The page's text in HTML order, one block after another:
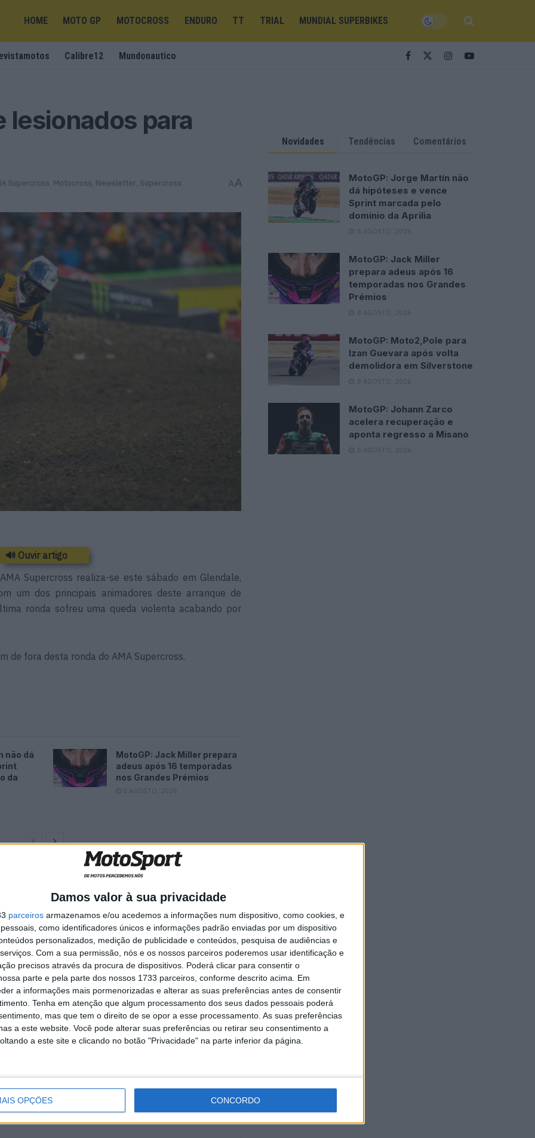
Damos valor à sua privacidade
parceiros armazenamos e/ou acedemos a informações num dispositivo, como cookies, e
como identificadores únicos e informações padrão enviadas por um dispositivo
personalizados, medição de publicidade e conteúdos, pesquisa de audiências e
Com a sua permissão, nós e os nossos parceiros poderemos usar identificação e
precisos através da procura de dispositivos. Poderá clicar para consentir o
parte e pela parte dos nossos 1733 parceiros, conforme descrito acima. Em
a informações mais pormenorizadas e alterar as suas preferências antes de consentir
Tenha em atenção que algum processamento dos seus dados pessoais poderá
mas que tem o direito de se opor a esse processamento. As suas preferências
a este website. Você pode alterar suas preferências ou retirar seu consentimento a
a este site e clicando no botão "Privacidade" na parte inferior da página.
OPÇÕES CONCORDO
HOME MOTO GP MOTOCROSS ENDURO TT TRIAL MUNDIAL SUPERBIKES
Calibre12 Mundonautico
lesionados para
Supercross Motocross Newsletter Supercross AA
🔊 Ouvir artigo
Supercross realiza-se este sábado em Glendale,
um dos principais animadores deste arranque de
ronda sofreu uma queda violenta acabando por
de fora desta ronda do AMA Supercross.
não dá
da
MotoGP: Jack Miller prepara
adeus após 16 temporadas
nos Grandes Prémios
8 AGOSTO, 2026
uma lesão no pulso que contraiu num treino antes
queda na última semana e sentiu dificuldades em
Não é certo que alinhe nesta ronda e o seu
no ombro nos treinos para a terceira ronda do
do AMA Supercross por Phoenix.
até à entrada na terceira ronda, sofreu um violento
pulso e cotovelo. Vai ter de ser operado e está
que regresse ainda esta temporada.
Justin Bogle
Novidades Tendências Comentários
MotoGP: Jorge Martín não
dá hipóteses e vence
Sprint marcada pelo
domínio da Aprilia
8 AGOSTO, 2026
MotoGP: Jack Miller
prepara adeus após 16
temporadas nos Grandes
Prémios
8 AGOSTO, 2026
MotoGP: Moto2,Pole para
Izan Guevara após volta
demolidora em Silverstone
8 AGOSTO, 2026
MotoGP: Johann Zarco
acelera recuperação e
aponta regresso a Misano
8 AGOSTO, 2026